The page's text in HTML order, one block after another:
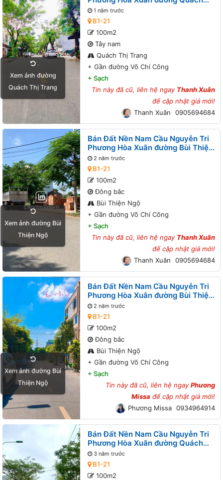
Xem ảnh đường
Quách Thị Trang
Thị Trang B1-21 lô 5x - Gần đường
Võ Chí Công
1 năm trước
B1-21
100m2
Tây nam
Quách Thị Trang
+ Gần đường Võ Chí Công
+ Sạch
Tin này đã cũ, liên hệ ngay Thanh Xuân
để cập nhật giá mới!
Thanh Xuân
0905694684
Xem ảnh đường Bùi
Thiện Ngộ
Bán Đất Nền Nam Cầu Nguyễn Tri
Phương Hòa Xuân đường Bùi Thiện
Ngộ B1-21 lô 7x - Gần đường Võ Chí
Công
2 năm trước
B1-21
100m2
Đông bắc
Bùi Thiện Ngộ
+ Gần đường Võ Chí Công
+ Sạch
Tin này đã cũ, liên hệ ngay Thanh Xuân
để cập nhật giá mới!
Thanh Xuân
0905694684
Xem ảnh đường Bùi
Thiện Ngộ
Bán Đất Nền Nam Cầu Nguyễn Tri
Phương Hòa Xuân đường Bùi Thiện
Ngộ B1-21 lô 7x - Gần đường Võ Chí
Công
2 năm trước
B1-21
100m2
Đông bắc
Bùi Thiện Ngộ
+ Gần đường Võ Chí Công
+ Sạch
Tin này đã cũ, liên hệ ngayPhương
Missa để cập nhật giá mới!
Phương Missa 0934964914
Bán Đất Nền Nam Cầu Nguyễn Tri
Phương Hòa Xuân đường Quách
Thị Trang B1-21 lô 4x - Gần đường
Võ Chí Công
3 năm trước
B1-21
100m2